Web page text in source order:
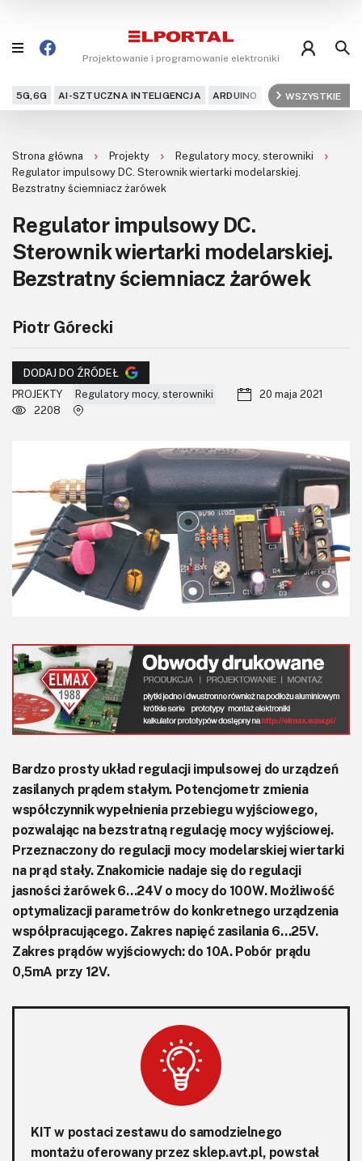
Projektowanie i programowanie elektroniki
5G,6G AI-SZTUCZNA INTELIGENCJA ARDUINO ARM AUDIO
WSZYSTKIE
Projekty
DIY+
Czytelnia
Dla Ciebie
KITy AVT
Kontakt
Magazyny
Archiwum
Do pobrania
Strona główna Projekty
Regulatory mocy, sterowniki
Regulator impulsowy DC. Sterownik wiertarki modelarskiej.
Bezstratny ściemniacz żarówek
Regulator impulsowy DC.
Sterownik wiertarki modelarskiej.
Bezstratny ściemniacz żarówek
Piotr Górecki
DODAJ DO ŹRÓDEŁ
PROJEKTY
Regulatory mocy, sterowniki
20 maja 2021
2208
Bardzo prosty układ regulacji impulsowej do urządzeń
zasilanych prądem stałym. Potencjometr zmienia
współczynnik wypełnienia przebiegu wyjściowego,
pozwalając na bezstratną regulację mocy wyjściowej.
Przeznaczony do regulacji mocy modelarskiej wiertarki
na prąd stały. Znakomicie nadaje się do regulacji
jasności żarówek 6…24V o mocy do 100W. Możliwość
optymalizacji parametrów do konkretnego urządzenia
współpracującego. Zakres napięć zasilania 6…25V.
Zakres prądów wyjściowych: do 10A. Pobór prądu
0,5mA przy 12V.
KIT w postaci zestawu do samodzielnego
montażu oferowany przez sklep.avt.pl, powstał